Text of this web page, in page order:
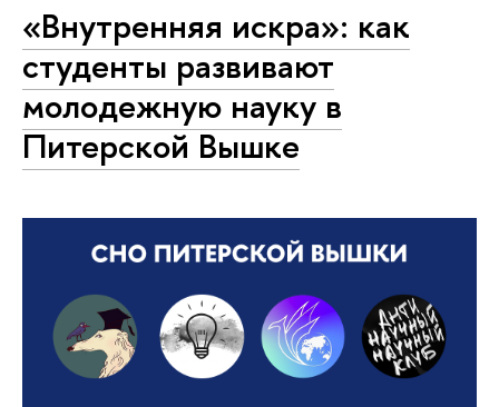
«Внутренняя искра»: как
студенты развивают
молодежную науку в
Питерской Вышке